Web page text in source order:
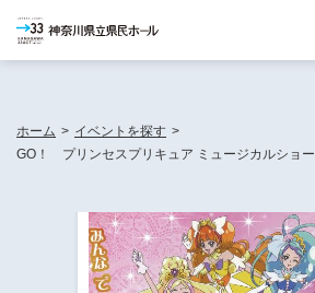
イベントを探す
ホーム > イベントを探す >
GO！ プリンセスプリキュア ミュージカルショー